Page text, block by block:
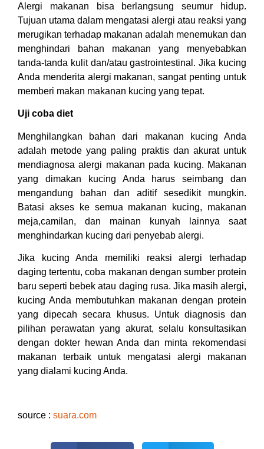
Alergi makanan bisa berlangsung seumur hidup.
Tujuan utama dalam mengatasi alergi atau reaksi yang
merugikan terhadap makanan adalah menemukan dan
menghindari bahan makanan yang menyebabkan
tanda-tanda kulit dan/atau gastrointestinal. Jika kucing
Anda menderita alergi makanan, sangat penting untuk
memberi makan makanan kucing yang tepat.
Uji coba diet
Menghilangkan bahan dari makanan kucing Anda
adalah metode yang paling praktis dan akurat untuk
mendiagnosa alergi makanan pada kucing. Makanan
yang dimakan kucing Anda harus seimbang dan
mengandung bahan dan aditif sesedikit mungkin.
Batasi akses ke semua makanan kucing, makanan
meja,camilan, dan mainan kunyah lainnya saat
menghindarkan kucing dari penyebab alergi.
Jika kucing Anda memiliki reaksi alergi terhadap
daging tertentu, coba makanan dengan sumber protein
baru seperti bebek atau daging rusa. Jika masih alergi,
kucing Anda membutuhkan makanan dengan protein
yang dipecah secara khusus. Untuk diagnosis dan
pilihan perawatan yang akurat, selalu konsultasikan
dengan dokter hewan Anda dan minta rekomendasi
makanan terbaik untuk mengatasi alergi makanan
yang dialami kucing Anda.
source : suara.com